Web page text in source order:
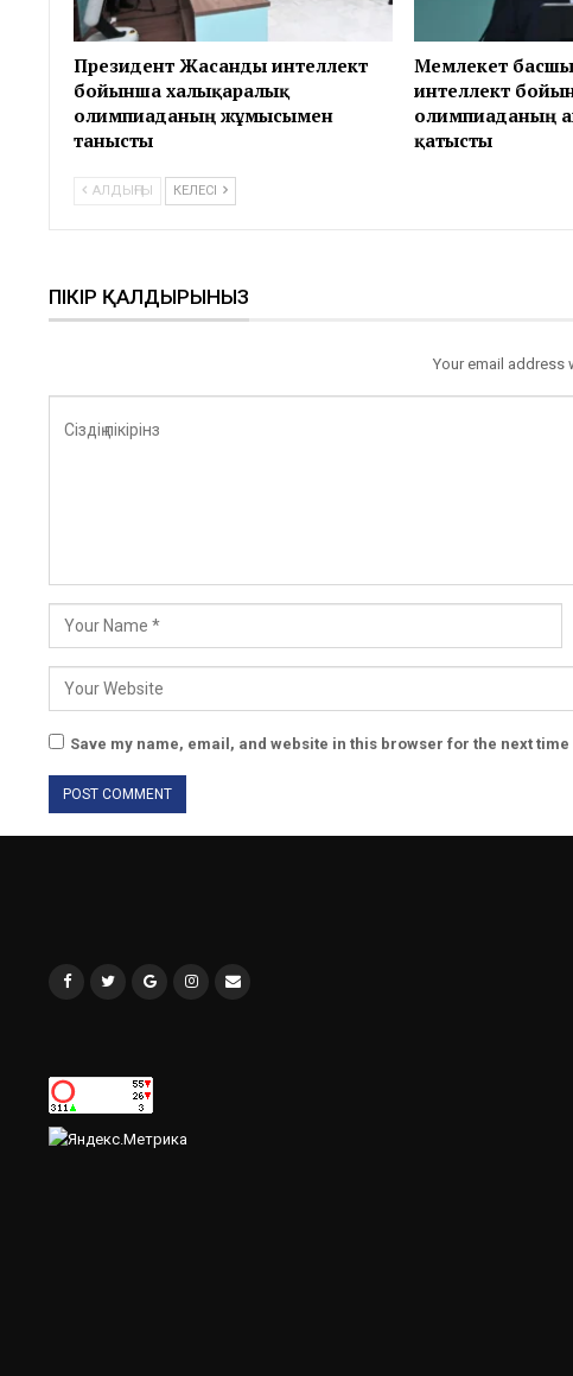
Президент Жасанды интеллект
бойынша халықаралық
олимпиаданың жұмысымен
танысты
Мемлекет
интеллект
олимпиаданың
қатысты
АЛДЫҢҒЫ КЕЛЕСІ
ПІКІР ҚАЛДЫРЫНЫЗ
Your email address
Save my name, email, and website in this browser for the next